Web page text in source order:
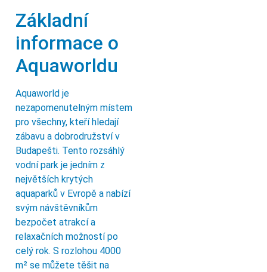
Základní
informace o
Aquaworldu
Aquaworld je
nezapomenutelným místem
pro všechny, kteří hledají
zábavu a dobrodružství v
Budapešti. Tento rozsáhlý
vodní park je jedním z
největších krytých
aquaparků v Evropě a nabízí
svým návštěvníkům
bezpočet atrakcí a
relaxačních možností po
celý rok. S rozlohou 4000
m² se můžete těšit na